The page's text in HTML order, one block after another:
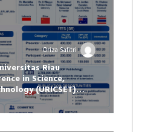
Oriza Safitri
Riau
in Science,
(URICSET)